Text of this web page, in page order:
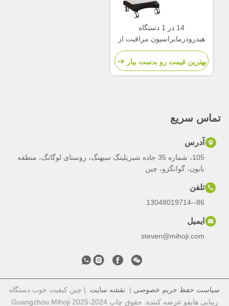
14 در 1 دستگاه
هیدرودرمابراسیون مراقبت از
پوست دستگاه هیدرو صورت
بهترین قیمت رو بدست بیار
تماس سریع
آدرس
105، شماره 35 جاده شیزیلینگ سیهنگ، روستای لوگانگ، منطقه
بایون، گوانگژو، چین
تلفن
86--13048019714
ایمیل
steven@mihoji.com
سیاست حفظ حریم خصوصی | نقشه سایت | چین کیفیت خوب دستگاه
زیبایی هایفو عرضه کننده. حقوق چاپ 2024-2025 Guangzhou Mihoji